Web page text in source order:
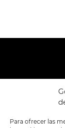
Para ofrecer las
POLÍTICA DE
PRIVACIDAD